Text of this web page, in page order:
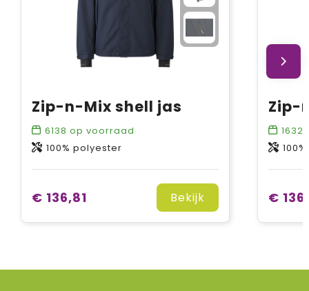
Zip-n-Mix shell jas
6138 op voorraad
100% polyester
€ 136,81 Bekijk
1632
€